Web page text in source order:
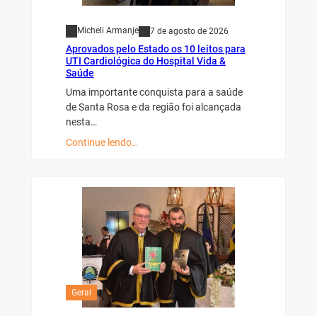
Micheli Armanje 7 de agosto de 2026
Aprovados pelo Estado os 10 leitos para
UTI Cardiológica do Hospital Vida &
Saúde
Uma importante conquista para a saúde
de Santa Rosa e da região foi alcançada
nesta…
Continue lendo…
Geral